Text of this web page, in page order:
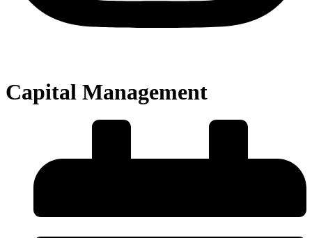
Capital Management